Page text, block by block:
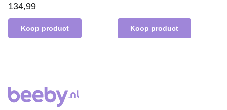
134,99
Koop product Koop product